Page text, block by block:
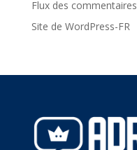
Flux des commentaires
Site de WordPress-FR